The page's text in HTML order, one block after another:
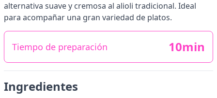
alternativa suave y cremosa al alioli tradicional. Ideal
para acompañar una gran variedad de platos.
Tiempo de preparación 10min
Ingredientes